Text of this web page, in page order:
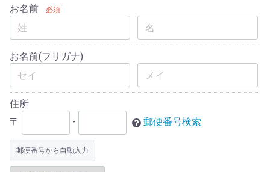
お名前 必須
お名前(フリガナ)
住所
〒
- 郵便番号検索
郵便番号から自動入力